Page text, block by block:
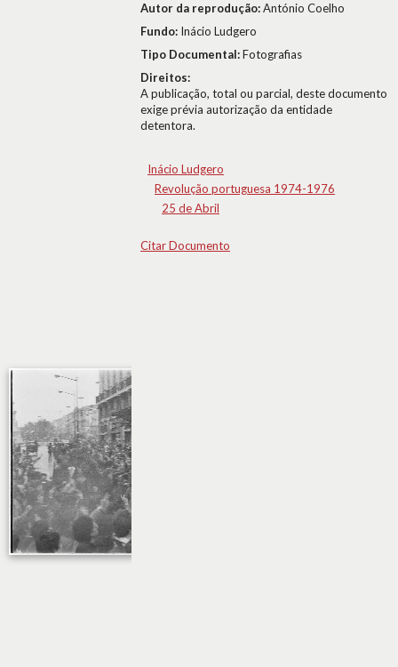
Autor da reprodução:António Coelho
Fundo: Inácio Ludgero
Tipo Documental:Fotografias
Direitos:
A publicação, total ou parcial, deste documento
exige prévia autorização da entidade
detentora.
Inácio Ludgero
Revolução portuguesa 1974-1976
25 de Abril
Citar Documento